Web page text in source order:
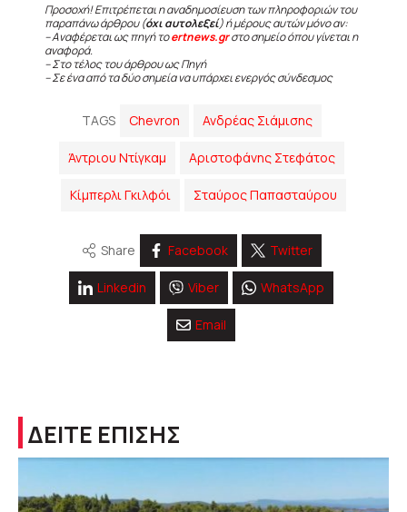
Προσοχή! Επιτρέπεται η αναδημοσίευση των πληροφοριών του
παραπάνω άρθρου (όχι αυτολεξεί) ή μέρους αυτών μόνο αν:
– Αναφέρεται ως πηγή τοertnews.grστο σημείο όπου γίνεται η
αναφορά.
– Στο τέλος του άρθρου ως Πηγή
– Σε ένα από τα δύο σημεία να υπάρχει ενεργός σύνδεσμος
TAGS Chevron Ανδρέας Σιάμισης
Άντριου Ντίγκαμ Αριστοφάνης Στεφάτος
Κίμπερλι Γκιλφόι Σταύρος Παπασταύρου
Share Facebook Twitter
Linkedin Viber WhatsApp
Email
ΔΕΙΤΕ ΕΠΙΣΗΣ